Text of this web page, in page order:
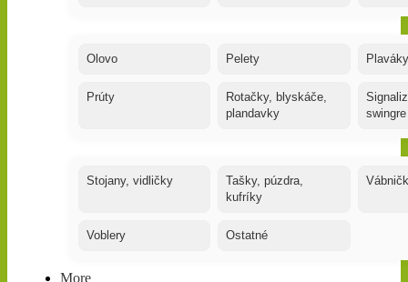
Olovo Pelety
Prúty
Rotačky, blyskáče,
plandavky
swingre
Stojany, vidličky
Tašky, púzdra,
kufríky
Voblery Ostatné
More